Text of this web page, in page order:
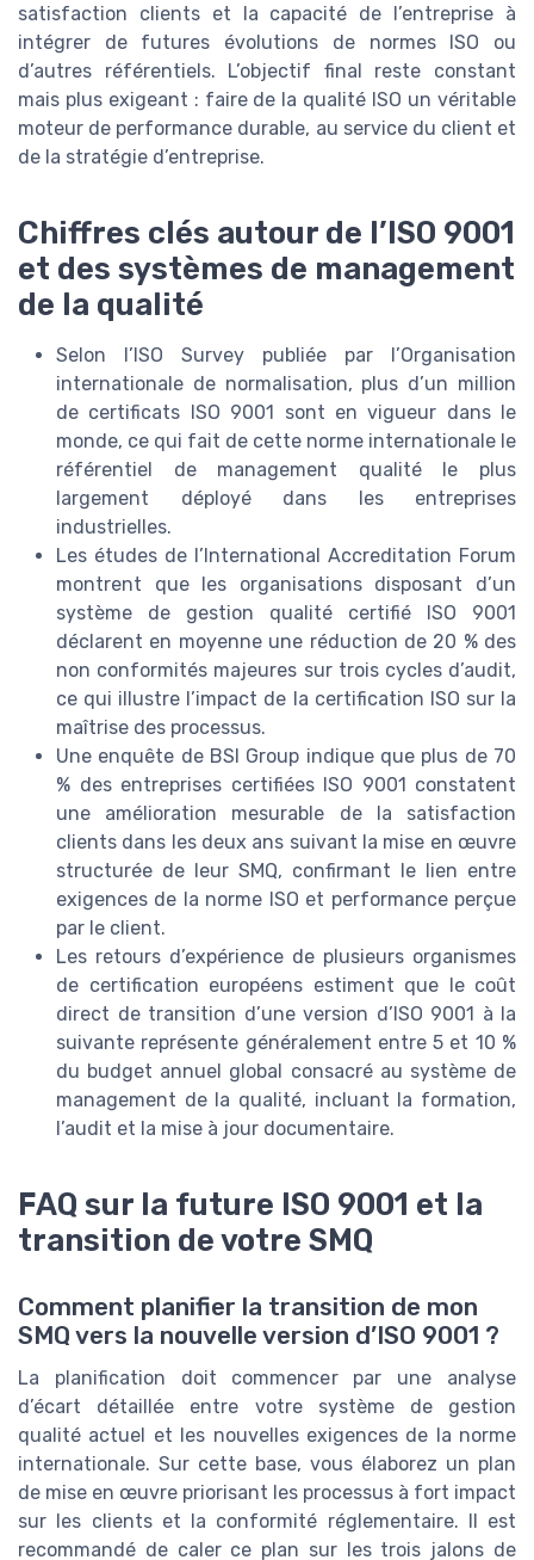
satisfaction clients et la capacité de l’entreprise à
intégrer de futures évolutions de normes ISO ou
d’autres référentiels. L’objectif final reste constant
mais plus exigeant : faire de la qualité ISO un véritable
moteur de performance durable, au service du client et
de la stratégie d’entreprise.
Chiffres clés autour de l’ISO 9001
et des systèmes de management
de la qualité
Selon l’ISO Survey publiée par l’Organisation
internationale de normalisation, plus d’un million
de certificats ISO 9001 sont en vigueur dans le
monde, ce qui fait de cette norme internationale le
référentiel de management qualité le plus
largement déployé dans les entreprises
industrielles.
Les études de l’International Accreditation Forum
montrent que les organisations disposant d’un
système de gestion qualité certifié ISO 9001
déclarent en moyenne une réduction de 20 % des
non conformités majeures sur trois cycles d’audit,
ce qui illustre l’impact de la certification ISO sur la
maîtrise des processus.
Une enquête de BSI Group indique que plus de 70
% des entreprises certifiées ISO 9001 constatent
une amélioration mesurable de la satisfaction
clients dans les deux ans suivant la mise en œuvre
structurée de leur SMQ, confirmant le lien entre
exigences de la norme ISO et performance perçue
par le client.
Les retours d’expérience de plusieurs organismes
de certification européens estiment que le coût
direct de transition d’une version d’ISO 9001 à la
suivante représente généralement entre 5 et 10 %
du budget annuel global consacré au système de
management de la qualité, incluant la formation,
l’audit et la mise à jour documentaire.
FAQ sur la future ISO 9001 et la
transition de votre SMQ
Comment planifier la transition de mon
SMQ vers la nouvelle version d’ISO 9001 ?
La planification doit commencer par une analyse
d’écart détaillée entre votre système de gestion
qualité actuel et les nouvelles exigences de la norme
internationale. Sur cette base, vous élaborez un plan
de mise en œuvre priorisant les processus à fort impact
sur les clients et la conformité réglementaire. Il est
recommandé de caler ce plan sur les trois jalons de